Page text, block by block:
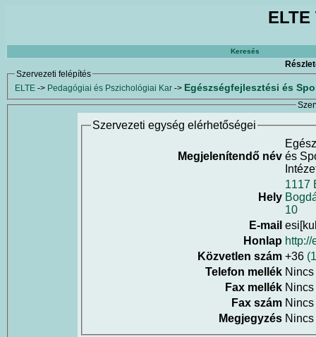
Keresés
Szervezeti felépítés
ELTE -> Pedagógiai és Pszichológiai Kar -> Egészségfejlesztési és
Szervezeti egység elérhetőségei
Megjelenítendő név és
Hely
1117
10
E-mail
Honlap http://
Közvetlen szám +36
Telefon mellék
Fax mellék
Fax szám
Megjegyzés